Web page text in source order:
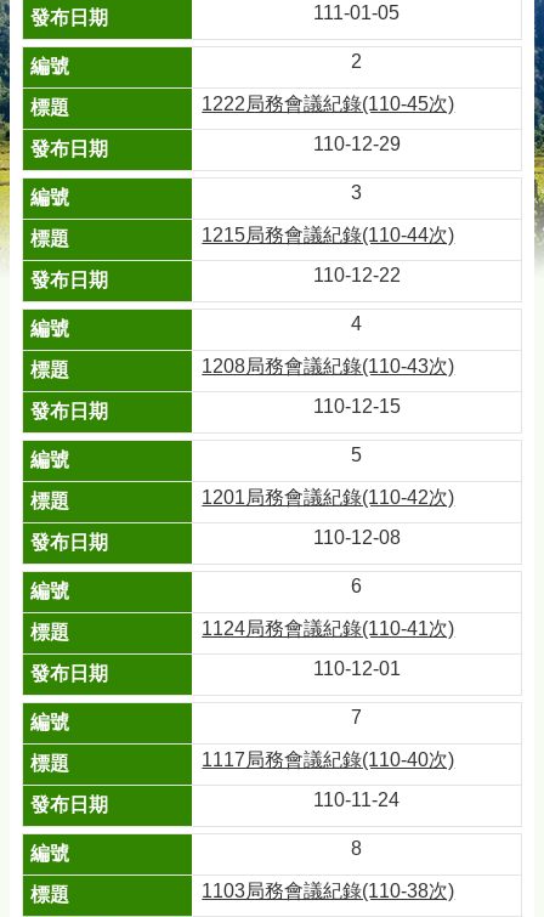
111-01-05
2
1222局務會議紀錄(110-45次)
110-12-29
3
1215局務會議紀錄(110-44次)
110-12-22
4
1208局務會議紀錄(110-43次)
110-12-15
5
1201局務會議紀錄(110-42次)
110-12-08
6
1124局務會議紀錄(110-41次)
110-12-01
7
1117局務會議紀錄(110-40次)
110-11-24
8
1103局務會議紀錄(110-38次)